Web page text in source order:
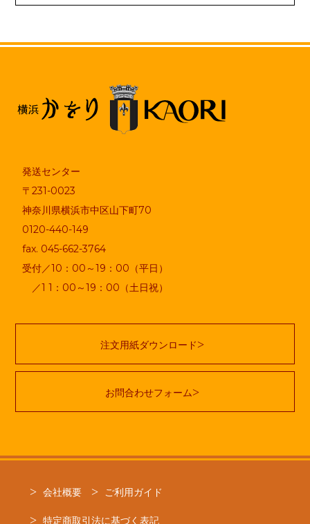
発送センター
〒231-0023
神奈川県横浜市中区山下町70
0120-440-149
fax. 045-662-3764
受付／10：00～19：00（平日）
／1 1：00～19：00（土日祝）
注文用紙ダウンロード
お問合わせフォーム
会社概要 ご利用ガイド
特定商取引法に基づく表記